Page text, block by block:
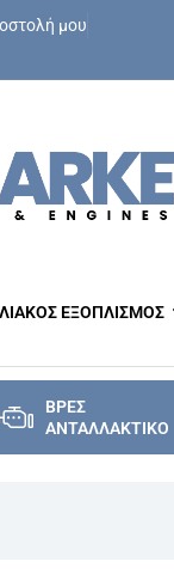
μου
ΕΞΟΠΛΙΣΜΟΣ
ΒΡΕΣ
ΑΝΤΑΛΛΑΚΤΙΚΟ